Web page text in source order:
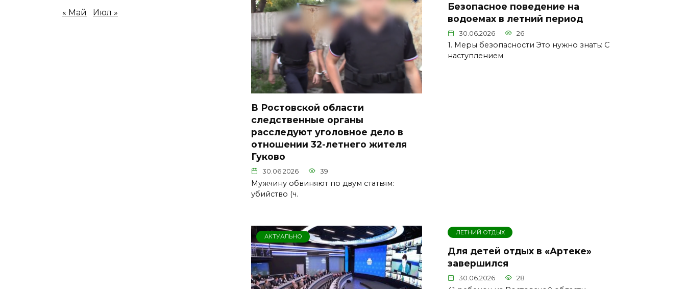
В Ростовской области
следственные органы
расследуют уголовное дело в
отношении 32-летнего жителя
Гуково
30.06.2026 39
Мужчину обвиняют по двум статьям:
убийство (ч.
Безопасное поведение на
водоемах в летний период
30.06.2026 26
1. Меры безопасности Это нужно знать: С
наступлением
АКТУАЛЬНО
ЛЕТНИЙ ОТДЫХ
Для детей отдых в «Артеке»
завершился
30.06.2026 28
« Май Июл »